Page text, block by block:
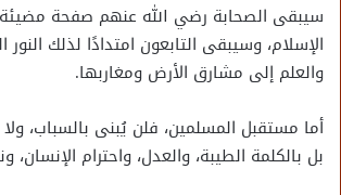
سيبقى الصحابة رضي الله عنهم صفحة
الإسلام، وسيبقى التابعون امتدادًا لذلك
والعلم إلى مشارق الأرض ومغاربها.
أما مستقبل المسلمين، فلن يُبنى بالسباب، ولا
بل بالكلمة الطيبة، والعدل، واحترام الإنسان،